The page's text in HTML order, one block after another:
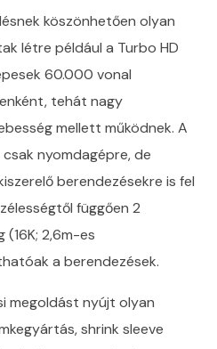
köszönhetően olyan
létre például a Turbo HD
60.000 vonal
tehát nagy
mellett működnek. A
nyomdagépre, de
berendezésekre is fel
függően 2
(16K; 2,6m-es
a berendezések.
megoldást nyújt olyan
shrink sleeve